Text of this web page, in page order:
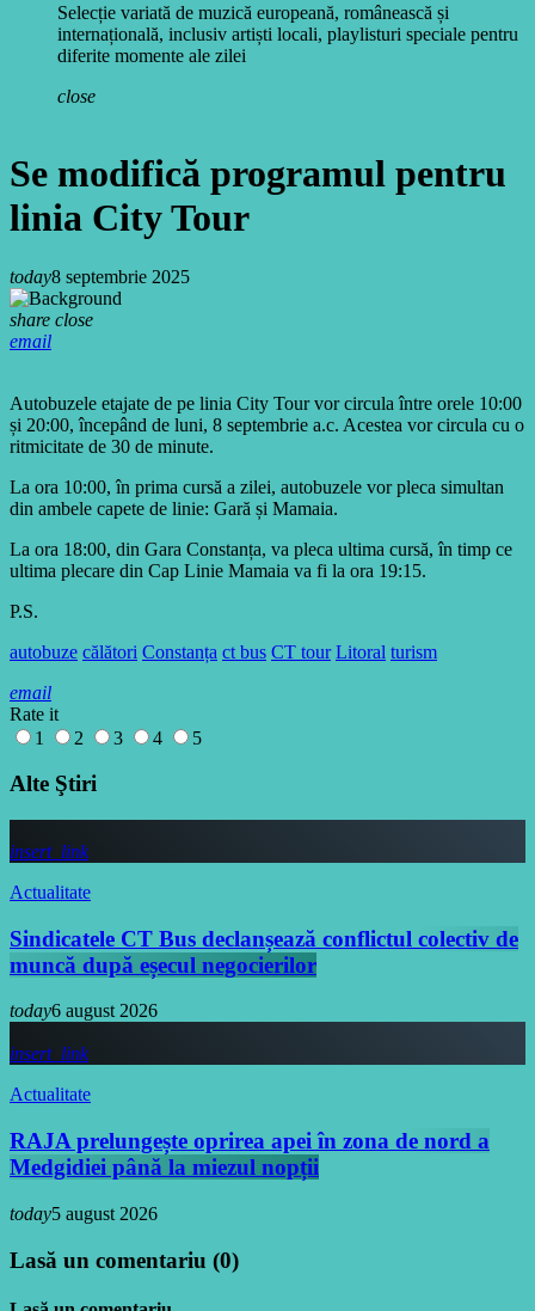
Selecție variată de muzică europeană, românească și
internațională, inclusiv artiști locali, playlisturi speciale pentru
diferite momente ale zilei
close
Se modifică programul pentru
linia City Tour
today8 septembrie 2025
share close
email
Autobuzele etajate de pe linia City Tour vor circula între orele 10:00
și 20:00, începând de luni, 8 septembrie a.c. Acestea vor circula cu o
ritmicitate de 30 de minute.
La ora 10:00, în prima cursă a zilei, autobuzele vor pleca simultan
din ambele capete de linie: Gară și Mamaia.
La ora 18:00, din Gara Constanța, va pleca ultima cursă, în timp ce
ultima plecare din Cap Linie Mamaia va fi la ora 19:15.
P.S.
autobuze călători Constanța ct bus CT tour Litoral turism
email
Rate it
1
2 3 4 5
Alte Ştiri
insert_link
Actualitate
Sindicatele CT Bus declanșează conflictul colectiv de
muncă după eșecul negocierilor
today6 august 2026
insert_link
Actualitate
RAJA prelungește oprirea apei în zona de nord a
Medgidiei până la miezul nopții
today5 august 2026
Lasă un comentariu (0)